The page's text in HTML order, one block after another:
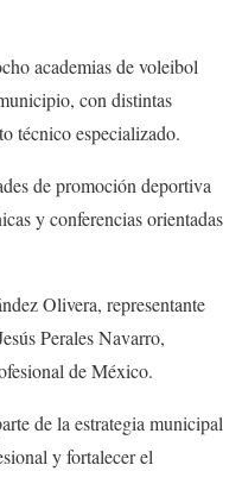
academias de voleibol
con distintas
técnico especializado.
de promoción deportiva
y conferencias orientadas
Olivera, representante
Perales Navarro,
de México.
de la estrategia municipal
y fortalecer el